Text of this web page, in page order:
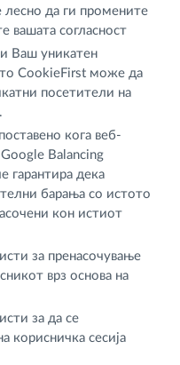
да ги промените
вашата согласност
Ваш уникатен
CookieFirst може да
посетители на
кога веб-
Balancing
гарантира дека
барања со истото
кон истиот
за пренасочување
врз основа на
за да се
корисничка сесија